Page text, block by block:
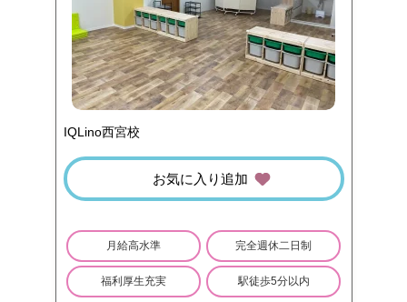
IQLino西宮校
お気に入り追加
月給高水準 完全週休二日制
福利厚生充実 駅徒歩5分以内